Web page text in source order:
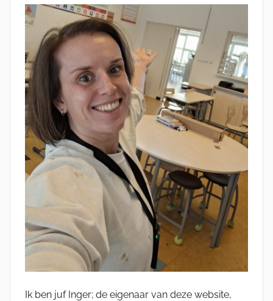
Ik ben juf Inger; de eigenaar van deze website,